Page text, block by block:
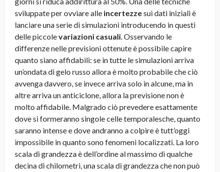
sviluppate per ovviare alle incertezzesui dati iniziali è
lanciare una serie di simulazioni introducendo in questi
delle piccolevariazioni casuali. Osservando le
differenze nelle previsioni ottenute è possibile capire
quanto siano affidabili: se in tutte le simulazioni arriva
un’ondata di gelo russo allora è molto probabile che ciò
avvenga davvero, se invece arriva solo in alcune, ma in
altre arriva un anticiclone, allora la previsione non è
molto affidabile. Malgrado ciò prevedere esattamente
dove si formeranno singole celle temporalesche, quanto
saranno intense e dove andranno a colpire è tutt’oggi
impossibile in quanto sono fenomeni localizzati. La loro
scala di grandezza è dell’ordine al massimo di qualche
decina di chilometri, una scala di grandezza che non può